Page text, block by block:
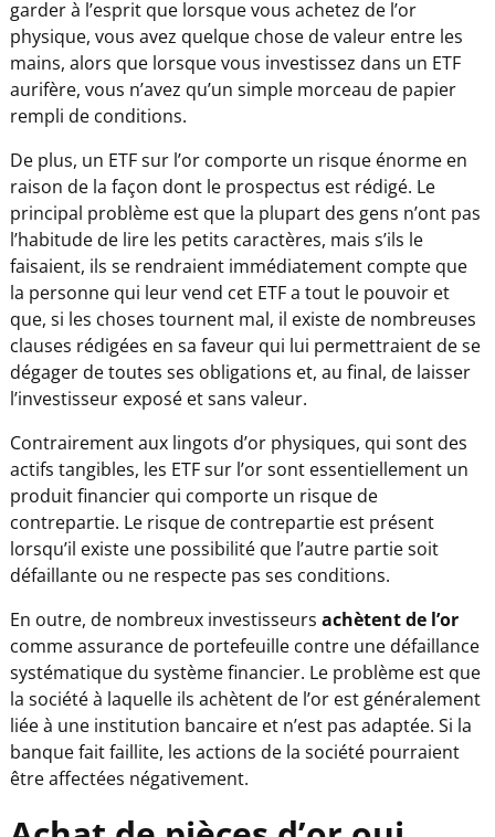
garder à l’esprit que lorsque vous achetez de l’or
physique, vous avez quelque chose de valeur entre les
mains, alors que lorsque vous investissez dans un ETF
aurifère, vous n’avez qu’un simple morceau de papier
rempli de conditions.
De plus, un ETF sur l’or comporte un risque énorme en
raison de la façon dont le prospectus est rédigé. Le
principal problème est que la plupart des gens n’ont pas
l’habitude de lire les petits caractères, mais s’ils le
faisaient, ils se rendraient immédiatement compte que
la personne qui leur vend cet ETF a tout le pouvoir et
que, si les choses tournent mal, il existe de nombreuses
clauses rédigées en sa faveur qui lui permettraient de se
dégager de toutes ses obligations et, au final, de laisser
l’investisseur exposé et sans valeur.
Contrairement aux lingots d’or physiques, qui sont des
actifs tangibles, les ETF sur l’or sont essentiellement un
produit financier qui comporte un risque de
contrepartie. Le risque de contrepartie est présent
lorsqu’il existe une possibilité que l’autre partie soit
défaillante ou ne respecte pas ses conditions.
En outre, de nombreux investisseurs achètent de l’or
comme assurance de portefeuille contre une défaillance
systématique du système financier. Le problème est que
la société à laquelle ils achètent de l’or est généralement
liée à une institution bancaire et n’est pas adaptée. Si la
banque fait faillite, les actions de la société pourraient
être affectées négativement.